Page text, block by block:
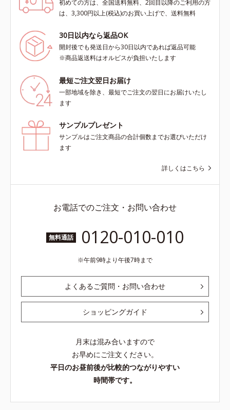
初めての方は、全国送料無料、2回目以降のご利用の方
は、3,300円以上(税込)のお買い上げで、送料無料
30日以内なら返品OK
開封後でも発送日から30日以内であれば返品可能
※商品返送料はオルビスが負担いたします
最短ご注文翌日お届け
一部地域を除き、最短でご注文の翌日にお届けいたし
ます
サンプルプレゼント
サンプルはご注文商品の合計個数までお選びいただけ
ます
詳しくはこちら
お電話でのご注文・お問い合わせ
無料通話 0120-010-010
午前9時より午後7時まで
よくあるご質問・お問い合わせ
ショッピングガイド
月末は混み合いますので
お早めにご注文ください。
平日のお昼前後が比較的つながりやすい
時間帯です。